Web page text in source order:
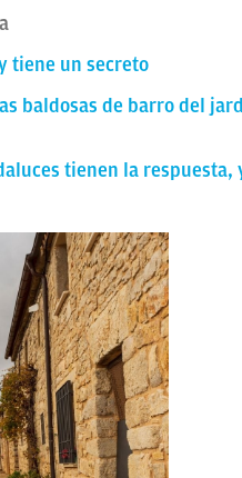
tiene un secreto
baldosas de barro del
tienen la respuesta,